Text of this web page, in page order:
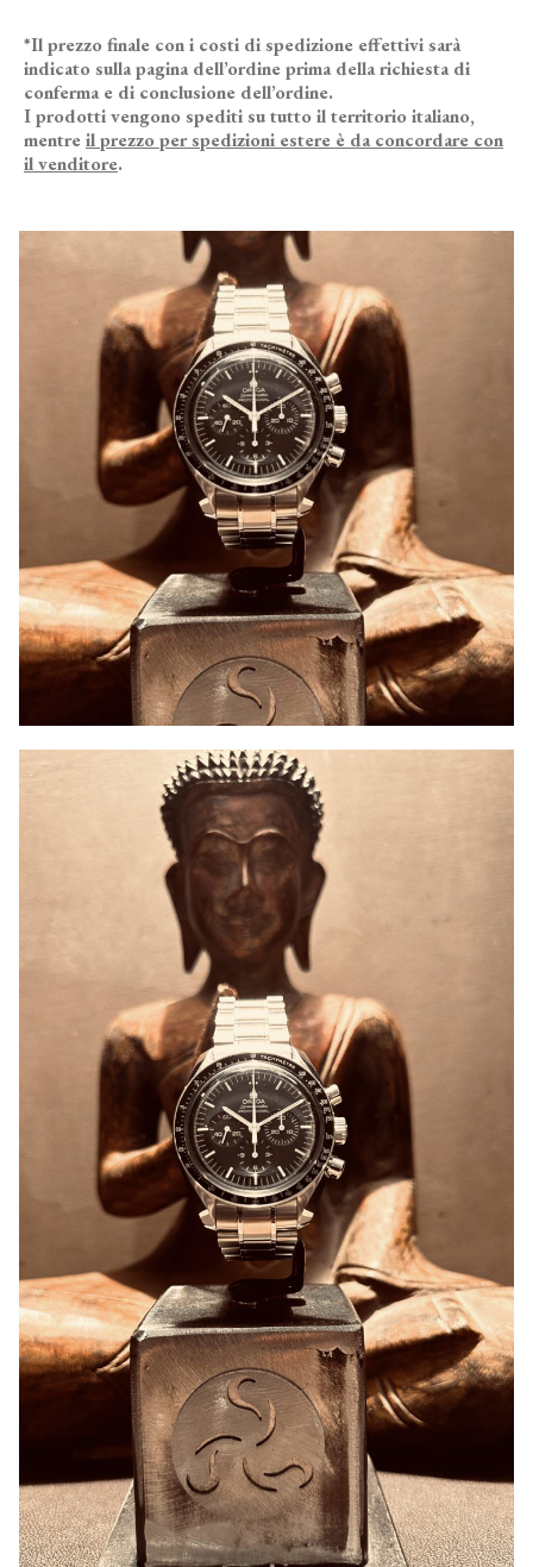
*Il prezzo finale con i costi di spedizione effettivi sarà
indicato sulla pagina dell’ordine prima della richiesta di
conferma e di conclusione dell’ordine.
I prodotti vengono spediti su tutto il territorio italiano,
mentre il prezzo per spedizioni estere è da concordare con
il venditore.